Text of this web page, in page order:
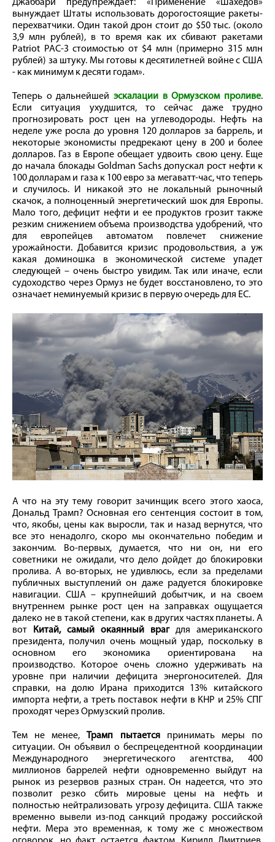
Джаббари предупреждает: «Применение «Шахедов»
вынуждает Штаты использовать дорогостоящие ракеты-
перехватчики. Один такой дрон стоит до $50 тыс. (около
3,9 млн рублей), в то время как их сбивают ракетами
Patriot PAC-3 стоимостью от $4 млн (примерно 315 млн
рублей) за штуку. Мы готовы к десятилетней войне с США
- как минимум к десяти годам».
Теперь о дальнейшей эскалации в Ормузском проливе.
Если ситуация ухудшится, то сейчас даже трудно
прогнозировать рост цен на углеводороды. Нефть на
неделе уже росла до уровня 120 долларов за баррель, и
некоторые экономисты предрекают цену в 200 и более
долларов. Газ в Европе обещает удвоить свою цену. Еще
до начала блокады Goldman Sachs допускал рост нефти к
100 долларам и газа к 100 евро за мегаватт-час, что теперь
и случилось. И никакой это не локальный рыночный
скачок, а полноценный энергетический шок для Европы.
Мало того, дефицит нефти и ее продуктов грозит также
резким снижением объема производства удобрений, что
для европейцев автоматом повлечет снижение
урожайности. Добавится кризис продовольствия, а уж
какая доминошка в экономической системе упадет
следующей – очень быстро увидим. Так или иначе, если
судоходство через Ормуз не будет восстановлено, то это
означает неминуемый кризис в первую очередь для ЕС.
А что на эту тему говорит зачинщик всего этого хаоса,
Дональд Трамп? Основная его сентенция состоит в том,
что, якобы, цены как выросли, так и назад вернутся, что
все это ненадолго, скоро мы окончательно победим и
закончим. Во-первых, думается, что ни он, ни его
советники не ожидали, что дело дойдет до блокировки
пролива. А во-вторых, не удивлюсь, если за пределами
публичных выступлений он даже радуется блокировке
навигации. США – крупнейший добытчик, и на своем
внутреннем рынке рост цен на заправках ощущается
далеко не в такой степени, как в других частях планеты. А
вот
Китай, самый окаянный врагдля американского
президента, получил очень мощный удар, поскольку в
основном его экономика ориентирована на
производство. Которое очень сложно удерживать на
уровне при наличии дефицита энергоносителей. Для
справки, на долю Ирана приходится 13% китайского
импорта нефти, а треть поставок нефти в КНР и 25% СПГ
проходят через Ормузский пролив.
Тем не менее,Трамп пытаетсяпринимать меры по
ситуации. Он объявил о беспрецедентной координации
Международного энергетического агентства, 400
миллионов баррелей нефти одновременно выйдут на
рынок из резервов разных стран. Он надеется, что это
позволит резко сбить мировые цены на нефть и
полностью нейтрализовать угрозу дефицита. США также
временно вывели из-под санкций продажу российской
нефти. Мера это временная, к тому же с множеством